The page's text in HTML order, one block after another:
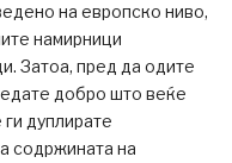
на европско ниво,
намирници
Затоа, пред да одите
добро што веќе
дуплирате
содржината на